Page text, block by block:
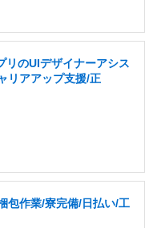
リのUIデザイナーアシス
リアアップ支援/正
包作業/寮完備/日払い/工